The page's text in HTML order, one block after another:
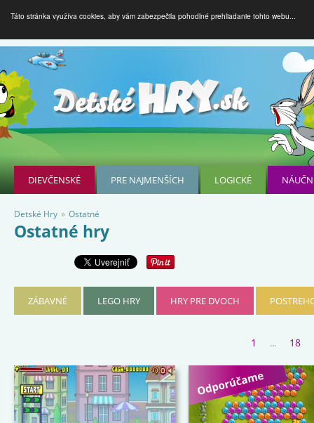
Táto stránka využíva cookies, aby vám zabezpečila pohodlné prehliadanie tohto webu...
DIEVČENSKÉ PRE NAJMENŠÍCH LOGICKÉ
Detské Hry » Ostatné
Ostatné hry
ZÁBAVNÉ LEGO HRY HRY PRE DVOCH
1 ... 18